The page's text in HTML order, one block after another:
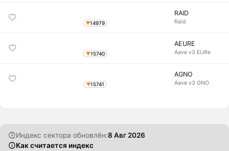
14979
RAID
Raid
15740
AEURE
Aave v3 EURe
15741
AGNO
Aave v3 GNO
Индекс сектора обновлён:8 Авг 2026
Как считается индекс